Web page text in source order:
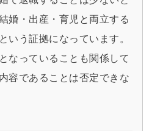
婚・出産・育児と両立する
いう証拠になっています。
なっていることも関係して
容であることは否定できな